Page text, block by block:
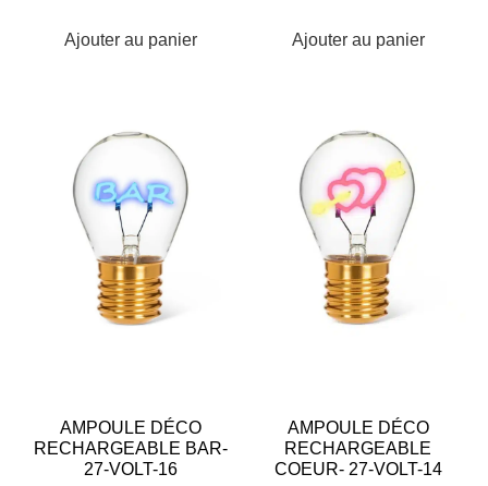
Ajouter au panier Ajouter au panier
AMPOULE DÉCO
RECHARGEABLE BAR-
27-VOLT-16
AMPOULE DÉCO
RECHARGEABLE
COEUR- 27-VOLT-14